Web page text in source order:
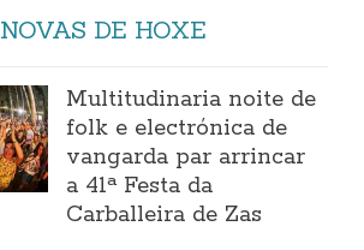
NOVAS DE HOXE
Multitudinaria noite de
folk e electrónica de
vangarda par arrincar
a 41ª Festa da
Carballeira de Zas